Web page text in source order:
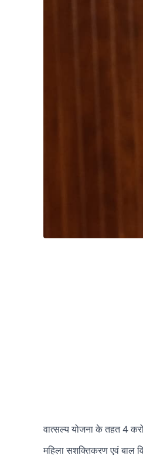
वात्सल्य योजना के तहत 4
महिला सशक्तिकरण एवं बाल